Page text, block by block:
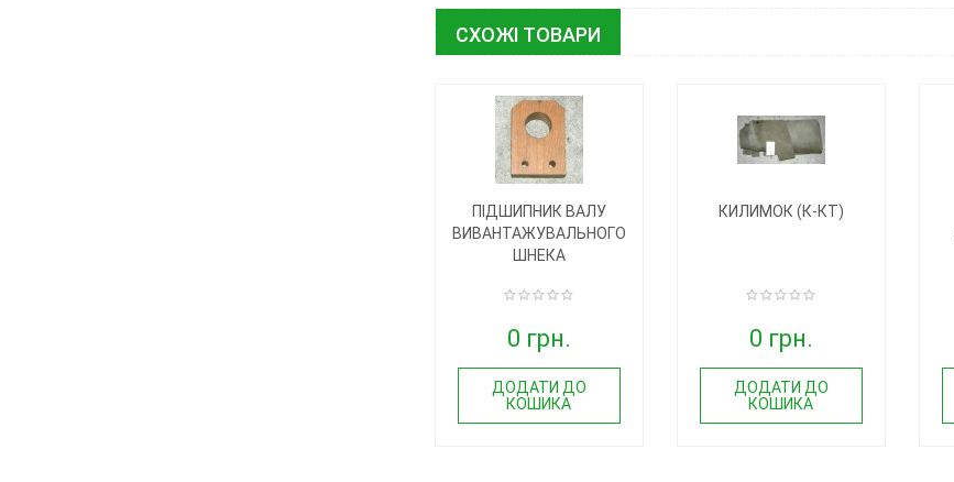
СХОЖІ ТОВАРИ
ПІДШИПНИК ВАЛУ
ВИВАНТАЖУВАЛЬНОГО
ШНЕКА
0 грн.
ДОДАТИ ДО
КОШИКА
КИЛИМОК (К-КТ)
0 грн.
ДОДАТИ ДО
КОШИКА